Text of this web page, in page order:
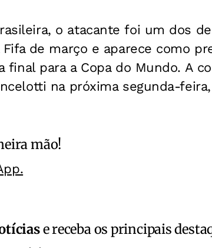
o atacante foi um dos
de março e aparece como
para a Copa do Mundo. A
na próxima segunda-
mão!
e receba os principais